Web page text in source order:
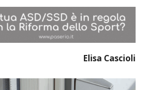
Elisa Cascioli